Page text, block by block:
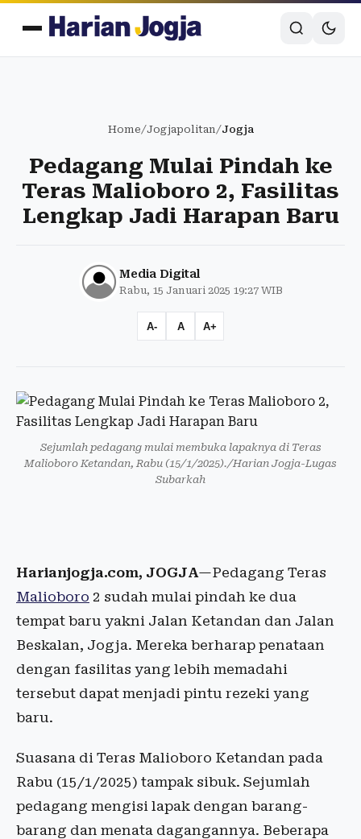
Home/Jogjapolitan/Jogja
Pedagang Mulai Pindah ke
Teras Malioboro 2, Fasilitas
Lengkap Jadi Harapan Baru
Media Digital
Rabu, 15 Januari 2025 19:27 WIB
A- A A+
Sejumlah pedagang mulai membuka lapaknya di Teras
Malioboro Ketandan, Rabu (15/1/2025)./Harian Jogja-Lugas
Subarkah
Harianjogja.com, JOGJA—Pedagang Teras
Malioboro 2 sudah mulai pindah ke dua
tempat baru yakni Jalan Ketandan dan Jalan
Beskalan, Jogja. Mereka berharap penataan
dengan fasilitas yang lebih memadahi
tersebut dapat menjadi pintu rezeki yang
baru.
Suasana di Teras Malioboro Ketandan pada
Rabu (15/1/2025) tampak sibuk. Sejumlah
pedagang mengisi lapak dengan barang-
barang dan menata dagangannya. Beberapa